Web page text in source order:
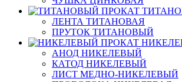
ЛЕНТА ТИТАНОВАЯ
ПРУТОК ТИТАНОВЫЙ
АНОД НИКЕЛЕВЫЙ
КАТОД НИКЕЛЕВЫЙ
ЛИСТ МЕДНО-НИКЕЛЕВЫЙ